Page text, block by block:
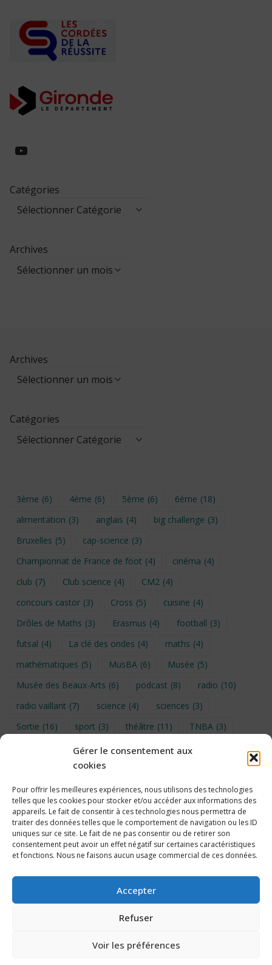
Gérer le consentement aux
cookies
Pour offrir les meilleures expériences, nous utilisons des technologies
telles que les cookies pour stocker et/ou accéder aux informations des
appareils. Le fait de consentir à ces technologies nous permettra de
traiter des données telles que le comportement de navigation ou les ID
uniques sur ce site. Le fait de ne pas consentir ou de retirer son
consentement peut avoir un effet négatif sur certaines caractéristiques
et fonctions. Nous ne faisons aucun usage commercial de ces données.
Accepter
Refuser
Voir les préférences
https://www.youtube.com/
Catégories
Archives
Archives
Catégories
3ème (6) 4ème (6) 5ème (6) 6ème (18)
alimentation (3) anglais (4) big challenge (3)
Bruxelles (5) cap-science (3)
Championnat de France de foot (4) cinéma (4)
club (7) Club science (4) CM2 (4)
concours castor (3) Cross (5) cuisine (4)
Drôles de Maths (3) Erasmus (4) football (3)
futsal (4) La clé des ondes (4) maths (4)
mathématiques (5) MusBA (6) Musée (5)
Musée des Beaux-Arts (6) podcast (8) radio (10)
radio vaillant (7) science (4) sciences (3)
Sortie (16) sport (3) théâtre (11) TNBA (3)
UNSS (9) upe2a (7) vidéo
Voyage en provence 2026
Voyage à Bruxelles 2024 (4) Wahid Chakib (4)
éco-délégués (7)
Politique de cookies
2026 Collège Édouard Vaillant, Bordeaux – Propulsé par